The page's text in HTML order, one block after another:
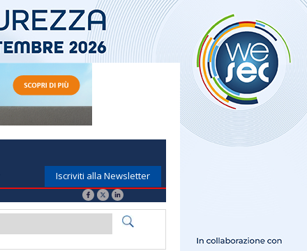
Iscriviti alla Newsletter